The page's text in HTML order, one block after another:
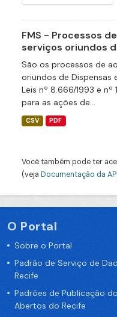
FMS - Processos
serviços oriundos
São os processos de
oriundos de Dispensas
Leis nº 8.666/1993 e
para as ações de...
CSV PDF
Você também pode ter
(veja Documentação da API
O Portal
Sobre o Portal
Padrão de Serviço de
Recife
Padrões de Publicação
Abertos do Recife